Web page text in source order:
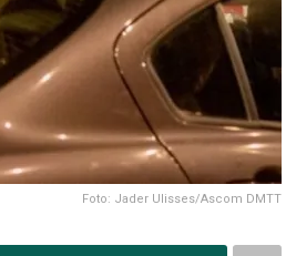
Foto: Jader Ulisses/Ascom DMTT